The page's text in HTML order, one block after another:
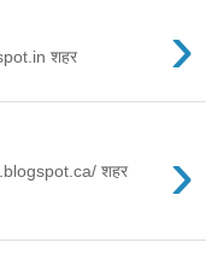
›
शहर
›
शहर